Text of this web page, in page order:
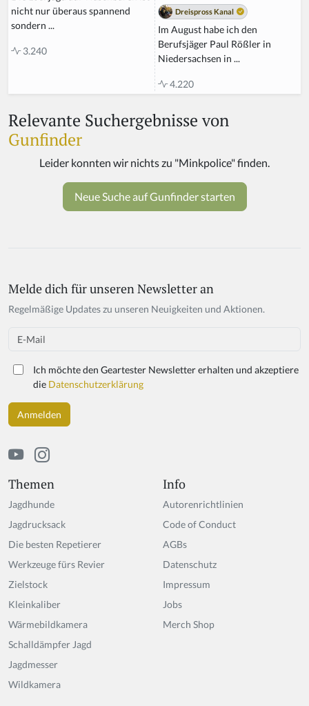
nicht nur überaus spannend
sondern ...
3.240
Dreispross Kanal
Im August habe ich den
Berufsjäger Paul Rößler in
Niedersachsen in ...
4.220
Relevante Suchergebnisse von
Gunfinder
Themen
Jagdhunde
Jagdrucksack
Die besten Repetierer
Werkzeuge fürs Revier
Zielstock
Kleinkaliber
Wärmebildkamera
Schalldämpfer Jagd
Jagdmesser
Wildkamera
Info
Autorenrichtlinien
Code of Conduct
AGBs
Datenschutz
Impressum
Jobs
Merch Shop
If
y
h
a
n,
ig
n
o
r
t
hi
s
el
d
Melde dich für unseren Newsletter an
Regelmäßige Updates zu unseren Neuigkeiten und Aktionen.
Email
Ich möchte den Geartester Newsletter erhalten und akzeptiere
die Datenschutzerklärung